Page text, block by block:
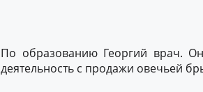
По образованию Георгий врач.
деятельность с продажи овечьей